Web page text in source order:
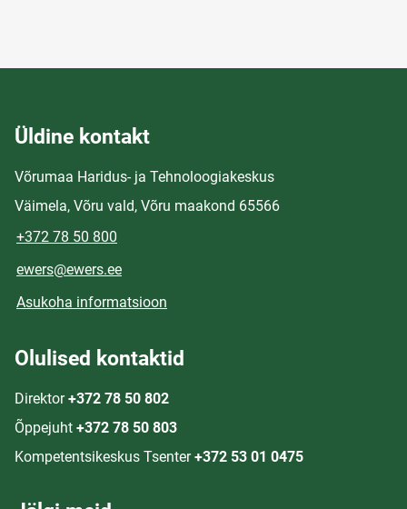
Üldine kontakt
Võrumaa Haridus- ja Tehnoloogiakeskus
Väimela, Võru vald, Võru maakond 65566
+372 78 50 800
ewers@ewers.ee
Asukoha informatsioon
Olulised kontaktid
Direktor +372 78 50 802
Õppejuht +372 78 50 803
Kompetentsikeskus Tsenter +372 53 01 0475